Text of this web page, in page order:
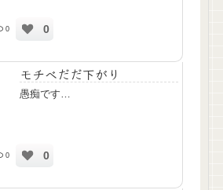
0 0
モチベだだ下がり
愚痴です…
0 0